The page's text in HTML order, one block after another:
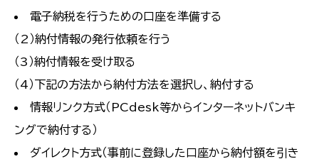
電子納税を行うための口座を準備する
（2）納付情報の発行依頼を行う
（3）納付情報を受け取る
（4）下記の方法から納付方法を選択し、納付する
情報リンク方式（PCdesk等からインターネットバンキ
ングで納付する）
ダイレクト方式（事前に登録した口座から納付額を引き